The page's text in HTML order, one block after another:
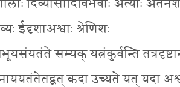
दिव्यासोदिविभवाः अत्याः
ईदृशाअश्वाः श्रेणिशः
सम्यक् यत्नंकुर्वन्ति
कदा उच्यते यत् यदा